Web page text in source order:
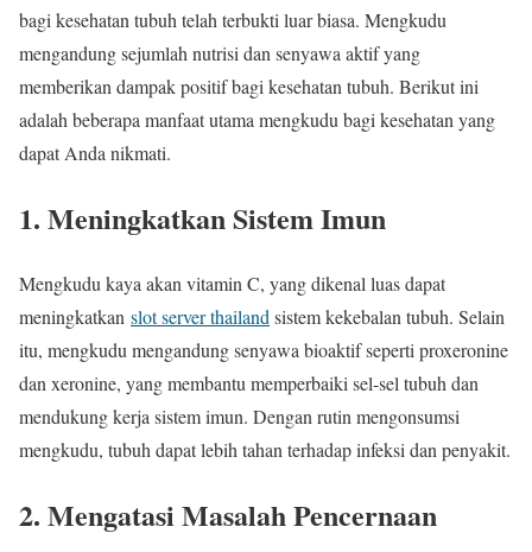
bagi kesehatan tubuh telah terbukti luar biasa. Mengkudu
mengandung sejumlah nutrisi dan senyawa aktif yang
memberikan dampak positif bagi kesehatan tubuh. Berikut ini
adalah beberapa manfaat utama mengkudu bagi kesehatan yang
dapat Anda nikmati.
1. Meningkatkan Sistem Imun
Mengkudu kaya akan vitamin C, yang dikenal luas dapat
meningkatkan slot server thailand sistem kekebalan tubuh. Selain
itu, mengkudu mengandung senyawa bioaktif seperti proxeronine
dan xeronine, yang membantu memperbaiki sel-sel tubuh dan
mendukung kerja sistem imun. Dengan rutin mengonsumsi
mengkudu, tubuh dapat lebih tahan terhadap infeksi dan penyakit.
2. Mengatasi Masalah Pencernaan